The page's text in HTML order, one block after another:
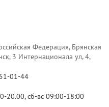
Федерация, Брянская
3 Интернационала ул, 4,
01-44
20.00, сб-вс 09:00-18:00